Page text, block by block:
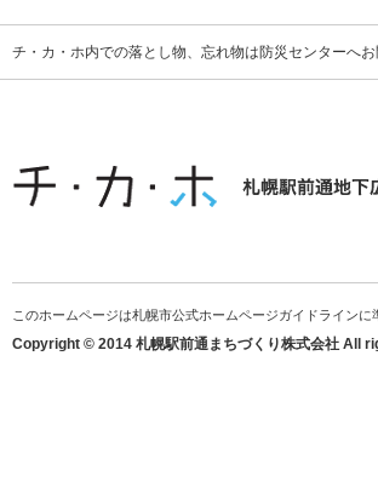
チ・カ・ホ内での落とし物、忘れ物は防災センターへ
このホームページは札幌市公式ホームページガイドラインに
Copyright © 2014 札幌駅前通まちづくり株式会社 All